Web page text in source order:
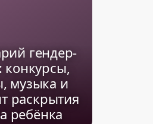
гендер-
конкурсы,
музыка и
раскрытия
ребёнка